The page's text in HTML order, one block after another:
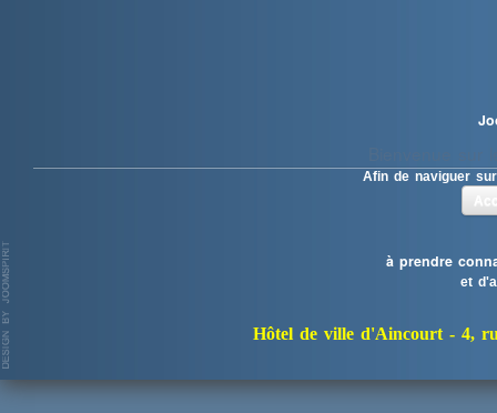
Afin de naviguer
à prendre
et
Hôtel de ville d'Aincourt - 4,